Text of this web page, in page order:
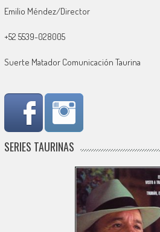
Emilio Méndez/Director
+52 5539-028005
Suerte Matador Comunicación Taurina
SERIES TAURINAS